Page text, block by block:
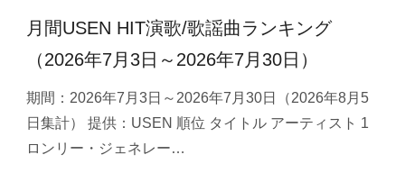
月間USEN HIT演歌/歌謡曲ランキング
（2026年7月3日～2026年7月30日）
期間：2026年7月3日～2026年7月30日（2026年8月5
日集計） 提供：USEN 順位 タイトル アーティスト 1
ロンリー・ジェネレー…